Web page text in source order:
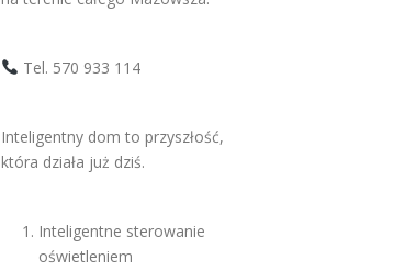
Tel. 570 933 114
Inteligentny dom to przyszłość,
która działa już dziś.
Inteligentne sterowanie
oświetleniem